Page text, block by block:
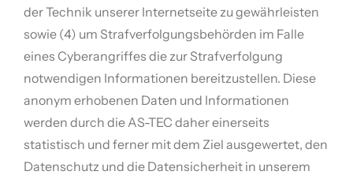
der Technik unserer Internetseite zu gewährleisten
sowie (4) um Strafverfolgungsbehörden im Falle
eines Cyberangriffes die zur Strafverfolgung
notwendigen Informationen bereitzustellen. Diese
anonym erhobenen Daten und Informationen
werden durch die AS-TEC daher einerseits
statistisch und ferner mit dem Ziel ausgewertet, den
Datenschutz und die Datensicherheit in unserem